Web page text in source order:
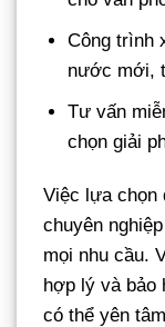
Công trình
nước mới,
Tư vấn
chọn giải
Việc lựa chọn
chuyên
mọi nhu cầu.
hợp lý và bảo
có thể yên